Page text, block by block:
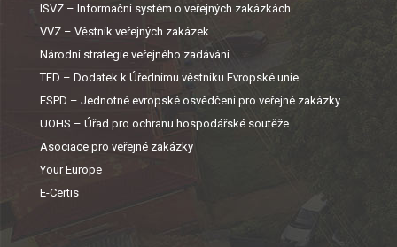
ISVZ – Informační systém o veřejných zakázkách
VVZ – Věstník veřejných zakázek
Národní strategie veřejného zadávání
TED – Dodatek k Úřednímu věstníku Evropské unie
ESPD – Jednotné evropské osvědčení pro veřejné zakázky
UOHS – Úřad pro ochranu hospodářské soutěže
Asociace pro veřejné zakázky
Your Europe
E-Certis